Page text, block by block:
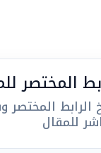
المختصر
الرابط المختصر
للمقال